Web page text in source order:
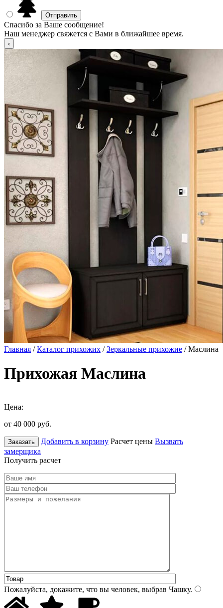
Спасибо за Ваше сообщение!
Наш менеджер свяжется с Вами в ближайшее время.
Главная /Каталог прихожих /Зеркальные прихожие / Маслина
Прихожая Маслина
Цена:
от 40 000 руб.
Заказать Добавить в корзину Расчет цены Вызвать
замерщика
Получить расчет
Пожалуйста, докажите, что вы человек, выбрав Чашку.